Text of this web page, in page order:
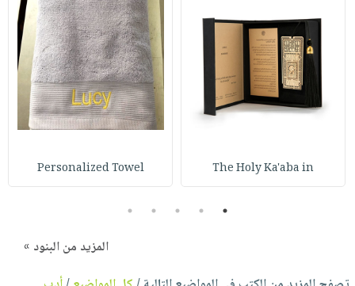
The Holy Ka'aba in
Personalized Towel
1
2
3
4
5
المزيد من البنود »